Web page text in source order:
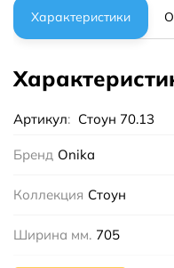
Характеристики
Артикул: Стоун 70.13
Бренд Onika
Коллекция Стоун
Ширина мм. 705